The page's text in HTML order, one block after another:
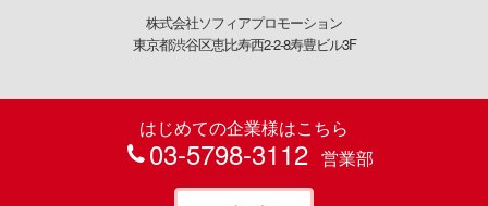
株式会社ソフィアプロモーション
東京都渋谷区恵比寿西2-2-8寿豊ビル3F
はじめての企業様はこちら
03-5798-3112 営業部